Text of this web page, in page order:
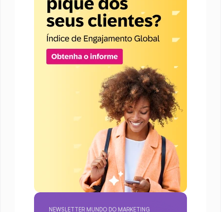
NEWSLETTER MUNDO DO MARKETING